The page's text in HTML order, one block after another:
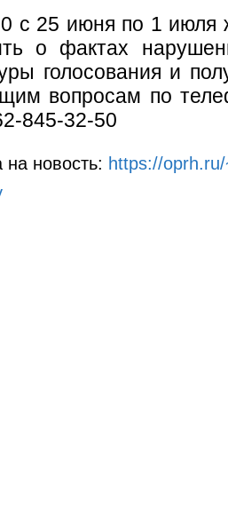
с 25 июня по 1 июля
о фактах
голосования и
вопросам по
845-32-50
на новость: https://